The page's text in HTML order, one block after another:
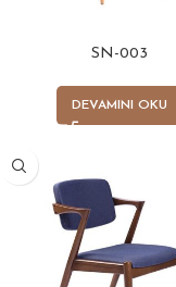
SN-003
DEVAMINI OKU